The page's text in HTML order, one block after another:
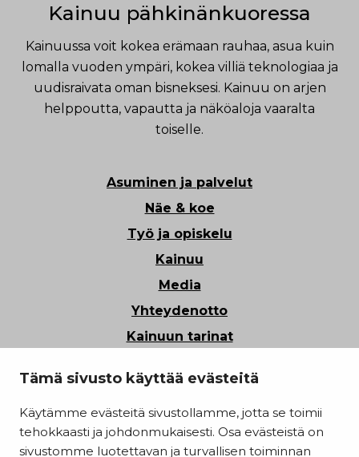
Tämä sivusto käyttää evästeitä
Käytämme evästeitä sivustollamme, jotta se toimii
tehokkaasti ja johdonmukaisesti. Osa evästeistä on
sivustomme luotettavan ja turvallisen toiminnan
Kainuu pähkinänkuoressa
Kainuussa voit kokea erämaan rauhaa, asua kuin
lomalla vuoden ympäri, kokea villiä teknologiaa ja
uudisraivata oman bisneksesi. Kainuu on arjen
helppoutta, vapautta ja näköaloja vaaralta
toiselle.
Asuminen ja palvelut
Näe & koe
Työ ja opiskelu
Kainuu
Media
Yhteydenotto
Kainuun tarinat
Saavutettavuusseloste
Evästeasetukset
Kainuun liitto